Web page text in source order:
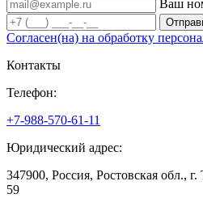
Ваш
Согласен(на) на обработку
Контакты
Телефон:
+7-988-570-61-11
Юридический адрес:
347900, Россия, Ростовская обл.,
59